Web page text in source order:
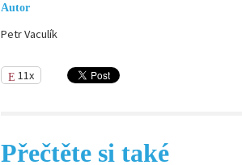
Autor
Petr Vaculík
11x
Přečtěte si také